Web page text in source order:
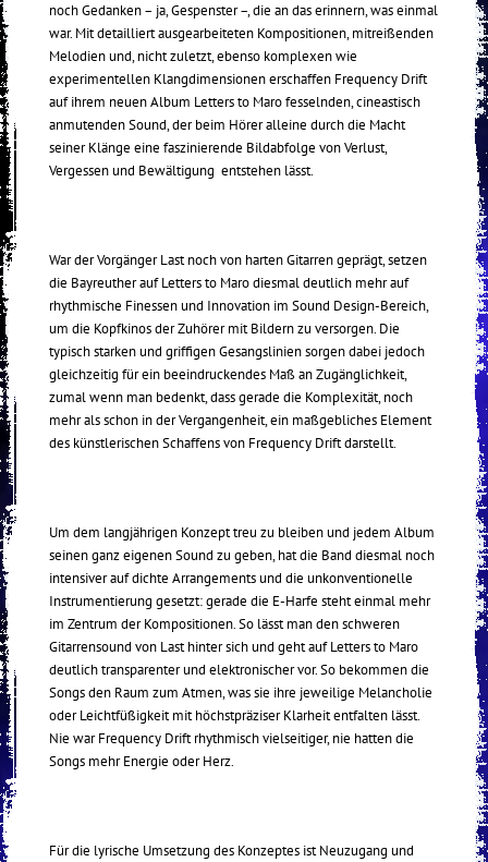
noch Gedanken – ja, Gespenster –, die an das erinnern, was einmal
war. Mit detailliert ausgearbeiteten Kompositionen, mitreißenden
Melodien und, nicht zuletzt, ebenso komplexen wie
experimentellen Klangdimensionen erschaffen Frequency Drift
auf ihrem neuen Album Letters to Maro fesselnden, cineastisch
anmutenden Sound, der beim Hörer alleine durch die Macht
seiner Klänge eine faszinierende Bildabfolge von Verlust,
Vergessen und Bewältigung entstehen lässt.
War der Vorgänger Last noch von harten Gitarren geprägt, setzen
die Bayreuther auf Letters to Maro diesmal deutlich mehr auf
rhythmische Finessen und Innovation im Sound Design-Bereich,
um die Kopfkinos der Zuhörer mit Bildern zu versorgen. Die
typisch starken und griffigen Gesangslinien sorgen dabei jedoch
gleichzeitig für ein beeindruckendes Maß an Zugänglichkeit,
zumal wenn man bedenkt, dass gerade die Komplexität, noch
mehr als schon in der Vergangenheit, ein maßgebliches Element
des künstlerischen Schaffens von Frequency Drift darstellt.
Um dem langjährigen Konzept treu zu bleiben und jedem Album
seinen ganz eigenen Sound zu geben, hat die Band diesmal noch
intensiver auf dichte Arrangements und die unkonventionelle
Instrumentierung gesetzt: gerade die E-Harfe steht einmal mehr
im Zentrum der Kompositionen. So lässt man den schweren
Gitarrensound von Last hinter sich und geht auf Letters to Maro
deutlich transparenter und elektronischer vor. So bekommen die
Songs den Raum zum Atmen, was sie ihre jeweilige Melancholie
oder Leichtfüßigkeit mit höchstpräziser Klarheit entfalten lässt.
Nie war Frequency Drift rhythmisch vielseitiger, nie hatten die
Songs mehr Energie oder Herz.
Für die lyrische Umsetzung des Konzeptes ist Neuzugang und